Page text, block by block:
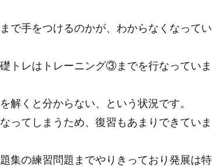
で手をつけるのかが、わからなくなってい
トレはトレーニング③までを行なっていま
解くと分からない、という状況です。
ってしまうため、復習もあまりできていま
集の練習問題までやりきっており発展は特